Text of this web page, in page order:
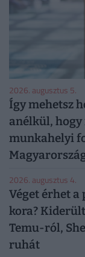
2026. augusztus 5.
Így mehetsz
anélkül, hogy
munkahelyi
2026. augusztus 4.
Véget érhet
kora?
Temu-ról,
ruhát